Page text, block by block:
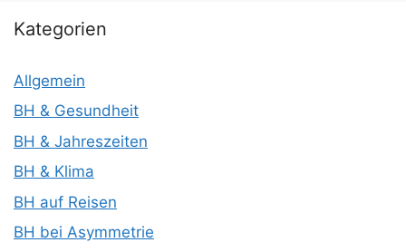
Kategorien
Allgemein
BH & Gesundheit
BH & Jahreszeiten
BH & Klima
BH auf Reisen
BH bei Asymmetrie